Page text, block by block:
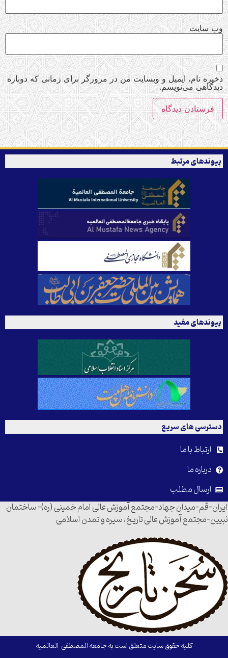
وب‌ سایت
ذخیره نام، ایمیل و وبسایت من در مرورگر برای زمانی که دوباره
دیدگاهی می‌نویسم.
پیوندهای مرتبط
پیوندهای مفید
دسترسی های سریع
ارتباط با ما
درباره ما
ارسال مطلب
ایران-قم-میدان جهاد-مجتمع آموزش عالی امام خمینی (ره)- ساختمان
نبیین-مجتمع آموزش عالی تاریخ، سیره و تمدن اسلامی
کلیه حقوق سایت متعلق است به جامعه المصطفی العالمیه